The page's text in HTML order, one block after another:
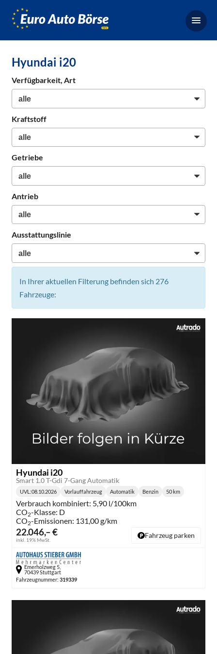
Börse,
Neuwagen
Hyundai i20
Verfügbarkeit, Art
Kraftstoff
Getriebe
Antrieb
Ausstattungslinie
In Ihrer aktuellen Filterung befinden sich 276
Fahrzeuge:
Hyundai i20
Smart 1.0 T-Gdi 7-Gang Automatik
22.046,– €
inkl. 19% MwSt.
Lieferzeit:
UVL :08.10.2026 Vorlauffahrzeug
Getriebe:
Automatik
Kraftstoff:
Benzin
Kilometerstand:
50 km
Verbrauch kombiniert: 5,90 l/100km
CO2-Klasse: D
CO2-Emissionen: 131,00 g/km
Fahrzeug parken
Emerholzweg 5,
70439 Stuttgart
Fahrzeugnummer: 319339